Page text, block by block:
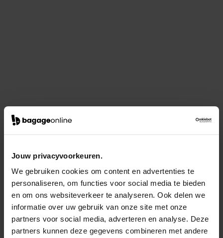
Jouw privacyvoorkeuren.
We gebruiken cookies om content en advertenties te
personaliseren, om functies voor social media te bieden
en om ons websiteverkeer te analyseren. Ook delen we
informatie over uw gebruik van onze site met onze
partners voor social media, adverteren en analyse. Deze
partners kunnen deze gegevens combineren met andere